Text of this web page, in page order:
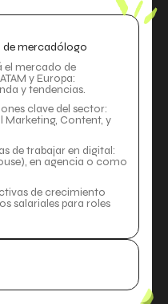
mercadólogo
el mercado de
y Europa:
y tendencias.
clave del sector:
Marketing, Content, y
de trabajar en digital:
en agencia o como
de crecimiento
salariales para roles